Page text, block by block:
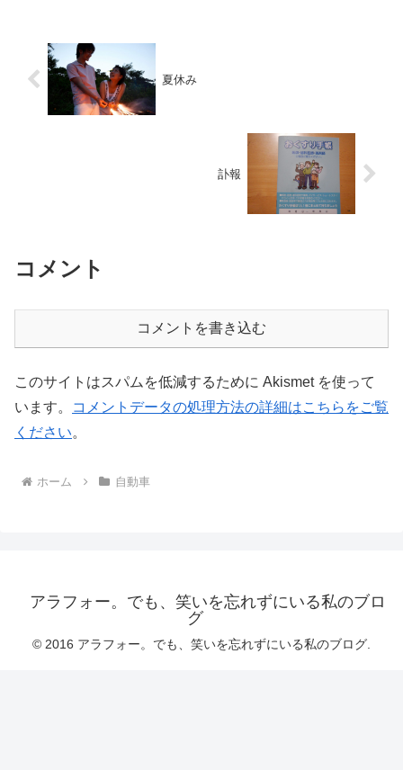
夏休み
訃報
コメント
コメントを書き込む
このサイトはスパムを低減するために Akismet を使って
います。
コメントデータの処理方法の詳細はこちらをご覧
ください。
ホーム 自動車
アラフォー。でも、笑いを忘れずにいる私のブロ
グ
© 2016 アラフォー。でも、笑いを忘れずにいる私のブログ.